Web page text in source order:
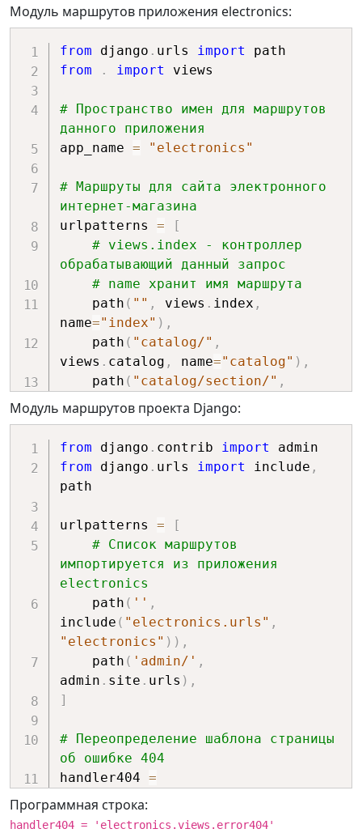
Модуль маршрутов приложения electronics:
from django . urls import
from
. import views
# Пространство имен для маршрутов
данного приложения
app_name = "electronics"
# Маршруты для сайта электронного
интернет-магазина
urlpatterns =
[
# views.index - контроллер
обрабатывающий данный запрос
# name хранит имя маршрута
    path
( "" , views . index ,
name="index" ) ,
    path
( "catalog/" ,
views . catalog , name="catalog" ) ,
    path
( "catalog/section/" ,
catalog_section
name
="catalog_section"
path "catalog/section/component/"
views
catalog_component
name
"electronics/contacts/"
views
contacts
,
"electronics_contacts"
Модуль маршрутов проекта Django:
from django . contrib import
from django . urls import include ,
path
urlpatterns =
[
# Список маршрутов
импортируется из приложения
electronics
    path
( '' ,
include ( "electronics.urls" ,
"electronics" ) ) ,
    path
( 'admin/' ,
admin . site . urls ) ,
]
# Переопределение шаблона страницы
об ошибке 404
handler404 =
Программная строка:
handler404 = 'electronics.views.error404'